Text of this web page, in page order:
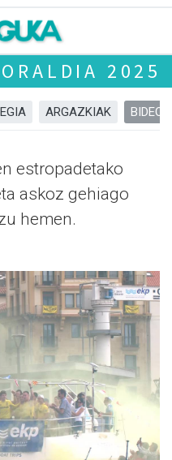
2025
ARGAZKIAK
estropadetako
askoz gehiago
hemen.